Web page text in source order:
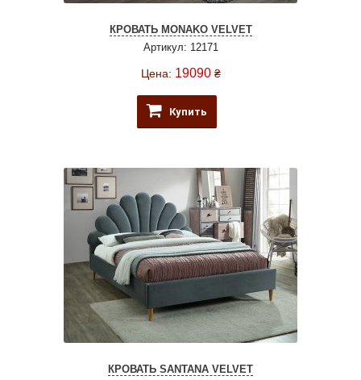
КРОВАТЬ MONAKO VELVET
Артикул: 12171
Цена: 19090 ₴
Купить
КРОВАТЬ SANTANA VELVET